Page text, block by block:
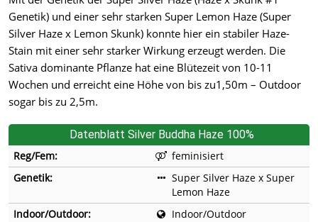
Genetik) und einer sehr starken Super Lemon Haze (Super
Silver Haze x Lemon Skunk) konnte hier ein stabiler Haze-
Stain mit einer sehr starker Wirkung erzeugt werden. Die
Sativa dominante Pflanze hat eine Blütezeit von 10-11
Wochen und erreicht eine Höhe von bis zu1,50m – Outdoor
sogar bis zu 2,5m.
Datenblatt Silver Buddha Haze 100%
Reg/Fem:
feminisiert
Genetik:
Super Silver Haze x Super
Lemon Haze
Indoor/Outdoor:
Indoor/Outdoor